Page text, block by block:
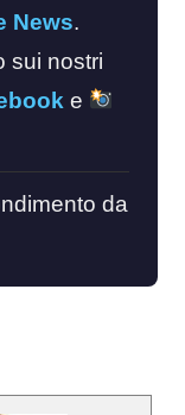
News.
sui nostri
e
da